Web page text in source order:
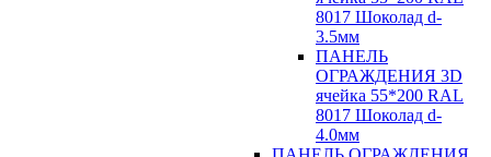
8017 Шоколад d-
3.5мм
ПАНЕЛЬ
ОГРАЖДЕНИЯ 3D
ячейка 55*200 RAL
8017 Шоколад d-
4.0мм